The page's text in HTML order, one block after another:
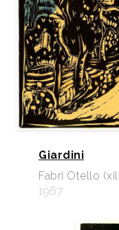
Giardini
Fabri Otello
1967